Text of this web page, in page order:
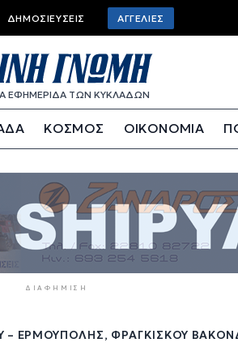
Top
bar
menu
ΔΗΜΟΣΙΕΎΣΕΙΣ ΑΓΓΕΛΊΕΣ
ΕΦΗΜΕΡΙΔΑ ΤΩΝ ΚΥΚΛΑΔΩΝ
ΚΟΣΜΟΣ ΟΙΚΟΝΟΜΙΑ
ΔΙΑΦΉΜΙΣΗ
– ΕΡΜΟΎΠΟΛΗΣ, ΦΡΑΓΚΊΣΚΟΥ